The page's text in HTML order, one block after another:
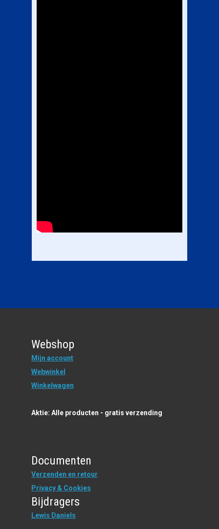
Webshop
Mijn account
Webwinkel
Winkelwagen
Aktie: Alle producten - gratis verzending
Documenten
Verzenden en retour
Privacy & Cookies
Bijdragers
Lewis Daniels